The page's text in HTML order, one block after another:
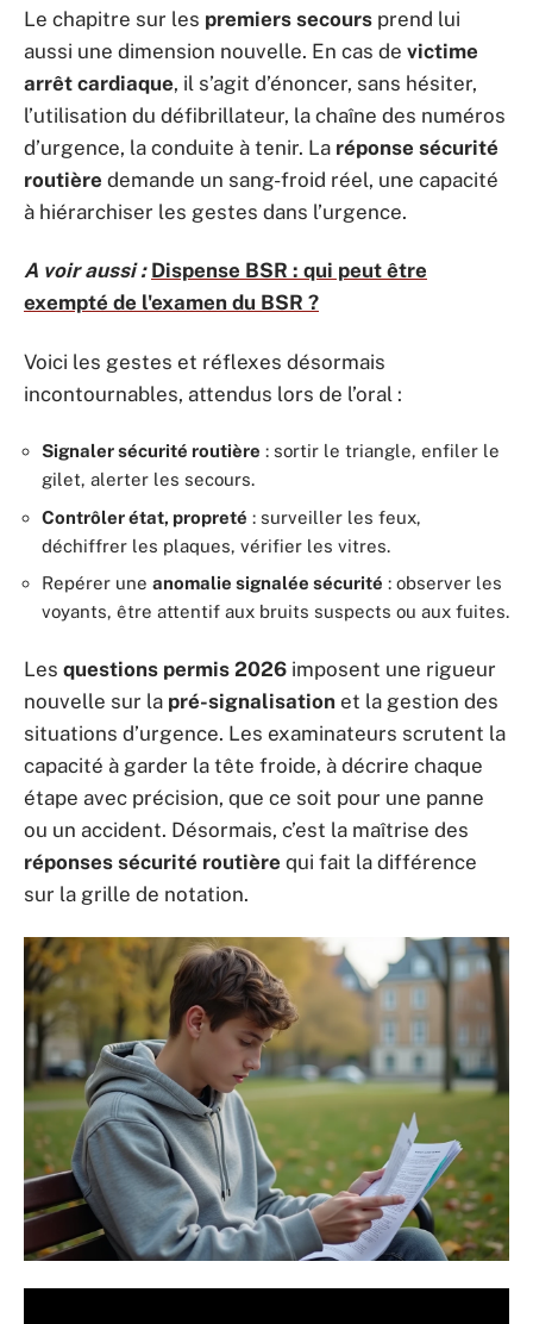
Le chapitre sur les premiers secours prend lui
aussi une dimension nouvelle. En cas de victime
arrêt cardiaque, il s’agit d’énoncer, sans hésiter,
l’utilisation du défibrillateur, la chaîne des numéros
d’urgence, la conduite à tenir. La réponse sécurité
routière demande un sang-froid réel, une capacité
à hiérarchiser les gestes dans l’urgence.
A voir aussi : Dispense BSR : qui peut être
exempté de l'examen du BSR ?
Voici les gestes et réflexes désormais
incontournables, attendus lors de l’oral :
Signaler sécurité routière : sortir le triangle, enfiler le
gilet, alerter les secours.
Contrôler état, propreté : surveiller les feux,
déchiffrer les plaques, vérifier les vitres.
Repérer une anomalie signalée sécurité : observer les
voyants, être attentif aux bruits suspects ou aux fuites.
Les questions permis 2026 imposent une rigueur
nouvelle sur la pré-signalisation et la gestion des
situations d’urgence. Les examinateurs scrutent la
capacité à garder la tête froide, à décrire chaque
étape avec précision, que ce soit pour une panne
ou un accident. Désormais, c’est la maîtrise des
réponses sécurité routière qui fait la différence
sur la grille de notation.